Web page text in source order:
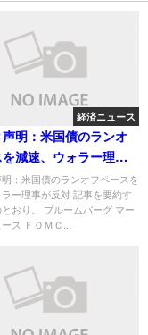
経済ニュース
声明：米国債のランオ
減速、ウォラー理事
明：米国債のランオフペースを
ー理事が反対 記事を要約す
おり。 ブルームバーグ マー
ス ＦＯＭＣ...